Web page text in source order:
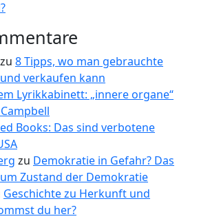
zu 8 Tipps, wo man gebrauchte
verkaufen kann
Lyrikkabinett: „innere organe“
Books: Das sind verbotene
zu Demokratie in Gefahr? Das
Zustand der Demokratie
Geschichte zu Herkunft und
du her?